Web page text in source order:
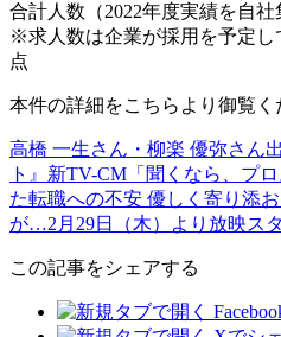
合計人数（2022年度実績を自
※求人数は企業が採用を予定し
点
本件の詳細をこちらより御覧く
高橋 一生さん・柳楽 優弥さん
ト』新TV-CM「聞くなら、プ
た転職への不安 優しく寄り添
が…2月29日（木）より放映ス
この記事をシェアする